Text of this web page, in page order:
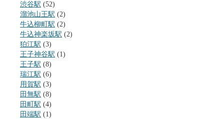
渋谷駅 (52)
溜池山王駅 (2)
牛込柳町駅 (2)
牛込神楽坂駅 (2)
狛江駅 (3)
王子神谷駅 (1)
王子駅 (8)
瑞江駅 (6)
用賀駅 (3)
田無駅 (8)
田町駅 (4)
田端駅 (1)